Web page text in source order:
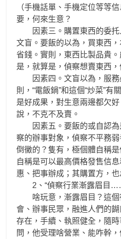
（手機話單、手機定位等等
要，何來生意？
因素三。購置東西的委托
文盲。要飯的以為，買東西，
省錢。實則，東西比製品貴
是，就算是，偵察想賣東西，
因素四。文盲以為，服務
則，“電飯鍋”和這個“炒菜”有
是好成果，對生意兩邊都欠
說，不克不及賣。
因素五。要飯的或自認為
察的辦事對象，偵察不平務
倒黴的？隻有，極個體自稱
自稱是可以最高價格發售信
惠、把事辦成；其購置方，
2、“偵察行業漸露眉目
啥玩意，漸露眉目？這個
會、辦事民眾，融進人們的
存在，手續、執照健全，隨
問，他受理啥營業、能咋幹